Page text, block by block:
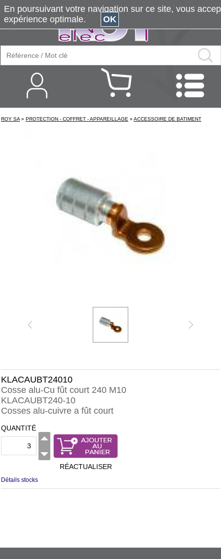
ROY SA » PROTECTION - COFFRET - APPAREILLAGE » ACCESSOIRE DE BATIMENT
KLACAUBT24010
Cosse alu-Cu fût court 240 M10
KLACAUBT240-10
Cosses alu-cuivre a fût court
QUANTITÉ
RÉACTUALISER
Détails stocks
En poursuivant votre navigation sur ce site, vous
expérience optimale.
OK